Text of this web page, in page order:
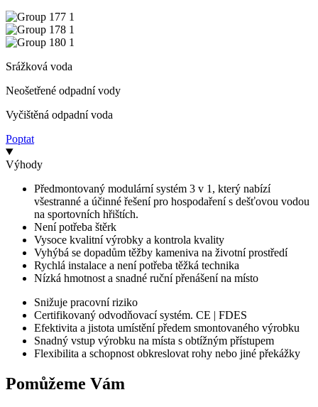
Srážková voda
Neošetřené odpadní vody
Vyčištěná odpadní voda
Poptat
Výhody
Předmontovaný modulární systém 3 v 1, který nabízí
všestranné a účinné řešení pro hospodaření s dešťovou vodou
na sportovních hřištích.
Není potřeba štěrk
Vysoce kvalitní výrobky a kontrola kvality
Vyhýbá se dopadům těžby kameniva na životní prostředí
Rychlá instalace a není potřeba těžká technika
Nízká hmotnost a snadné ruční přenášení na místo
Snižuje pracovní riziko
Certifikovaný odvodňovací systém. CE | FDES
Efektivita a jistota umístění předem smontovaného výrobku
Snadný vstup výrobku na místa s obtížným přístupem
Flexibilita a schopnost obkreslovat rohy nebo jiné překážky
Pomůžeme Vám